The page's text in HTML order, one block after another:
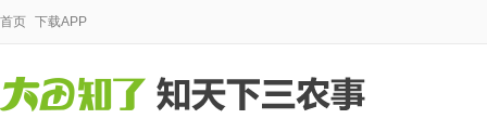
首页 下载APP